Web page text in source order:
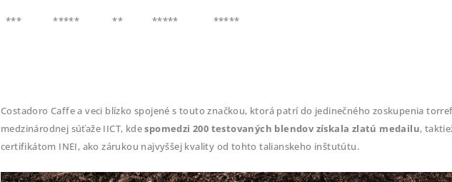
*** ***** ** ***** *****
Costadoro Caffe a veci blízko spojené s touto značkou, ktorá patrí do jedinečného zoskupenia
medzinárodnej súťaže IICT, kdespomedzi 200 testovaných blendov získala zlatú medailu,
certifikátom INEI, ako zárukou najvyššej kvality od tohto talianskeho inštutútu.